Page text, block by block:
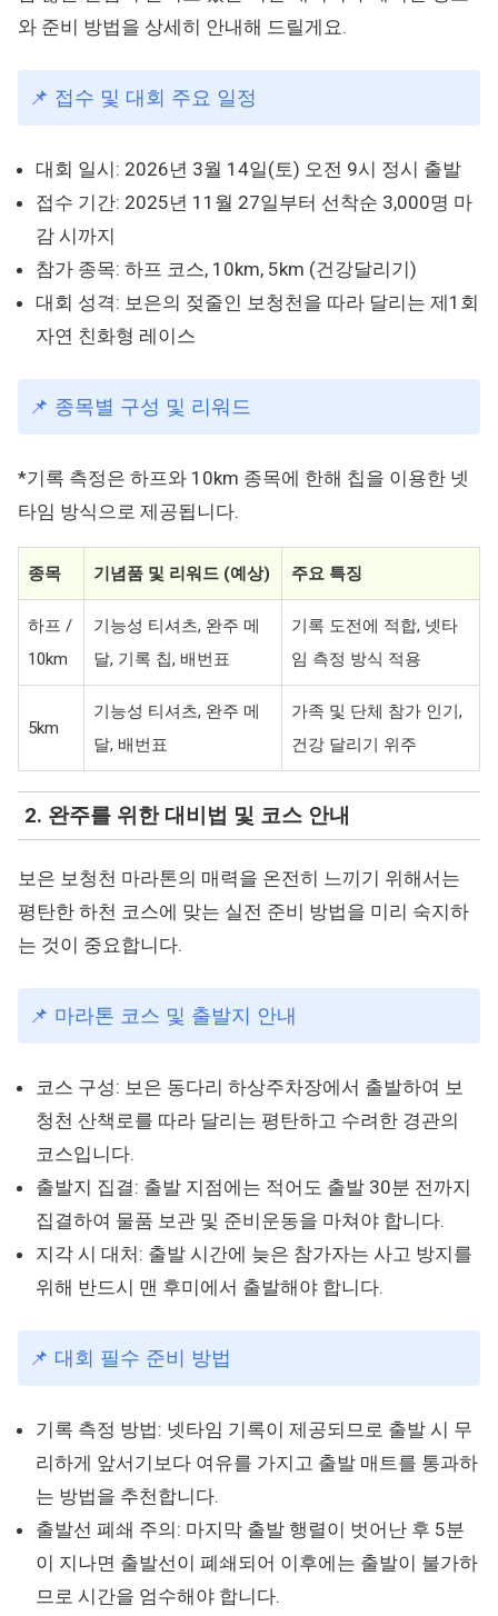
와 준비 방법을 상세히 안내해 드릴게요.
📌 접수 및 대회 주요 일정
대회 일시: 2026년 3월 14일(토) 오전 9시 정시 출발
접수 기간: 2025년 11월 27일부터 선착순 3,000명 마
감 시까지
참가 종목: 하프 코스, 10km, 5km (건강달리기)
대회 성격: 보은의 젖줄인 보청천을 따라 달리는 제1회
자연 친화형 레이스
📌 종목별 구성 및 리워드
*기록 측정은 하프와 10km 종목에 한해 칩을 이용한 넷
타임 방식으로 제공됩니다.
종목 기념품 및 리워드 (예상) 주요 특징
하프 /
10km
기능성 티셔츠, 완주 메
달, 기록 칩, 배번표
기록 도전에 적합, 넷타
임 측정 방식 적용
5km
기능성 티셔츠, 완주 메
달, 배번표
가족 및 단체 참가 인기,
건강 달리기 위주
2. 완주를 위한 대비법 및 코스 안내
보은 보청천 마라톤의 매력을 온전히 느끼기 위해서는
평탄한 하천 코스에 맞는 실전 준비 방법을 미리 숙지하
는 것이 중요합니다.
📌 마라톤 코스 및 출발지 안내
코스 구성: 보은 동다리 하상주차장에서 출발하여 보
청천 산책로를 따라 달리는 평탄하고 수려한 경관의
코스입니다.
출발지 집결: 출발 지점에는 적어도 출발 30분 전까지
집결하여 물품 보관 및 준비운동을 마쳐야 합니다.
지각 시 대처: 출발 시간에 늦은 참가자는 사고 방지를
위해 반드시 맨 후미에서 출발해야 합니다.
📌 대회 필수 준비 방법
기록 측정 방법: 넷타임 기록이 제공되므로 출발 시 무
리하게 앞서기보다 여유를 가지고 출발 매트를 통과하
는 방법을 추천합니다.
출발선 폐쇄 주의: 마지막 출발 행렬이 벗어난 후 5분
이 지나면 출발선이 폐쇄되어 이후에는 출발이 불가하
므로 시간을 엄수해야 합니다.